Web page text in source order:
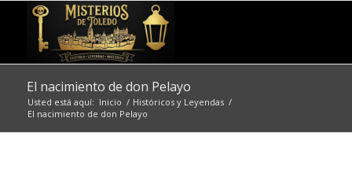
El nacimiento de don Pelayo
Usted está aquí: Inicio / Históricos y Leyendas /
El nacimiento de don Pelayo